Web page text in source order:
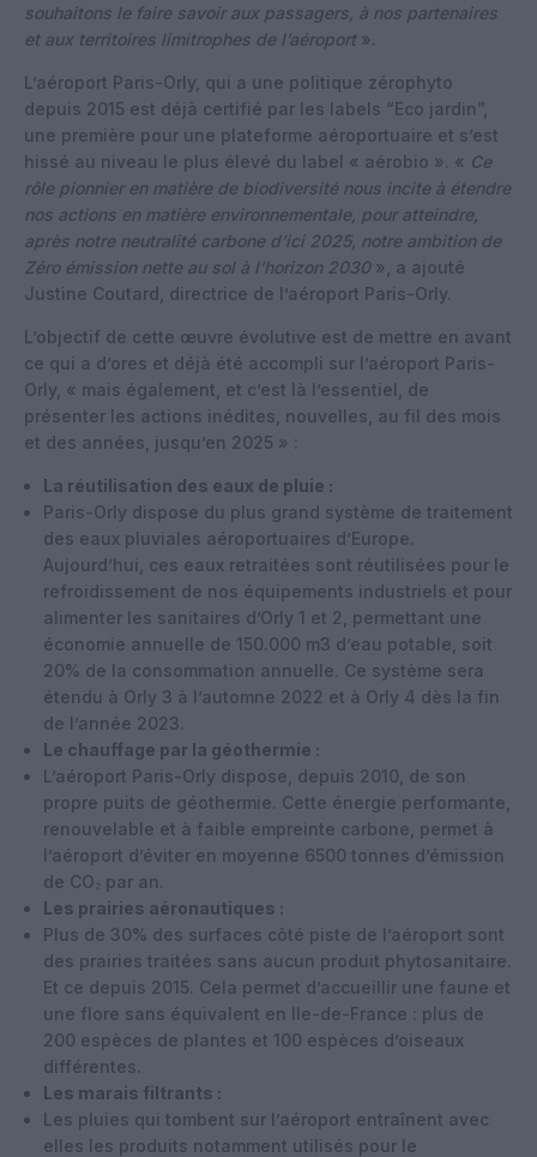
souhaitons le faire savoir aux passagers, à nos partenaires
et aux territoires limitrophes de l’aéroport ».
L’aéroport Paris-Orly, qui a une politique zérophyto
depuis 2015 est déjà certifié par les labels “Eco jardin”,
une première pour une plateforme aéroportuaire et s’est
hissé au niveau le plus élevé du label « aérobio ». « Ce
rôle pionnier en matière de biodiversité nous incite à étendre
nos actions en matière environnementale, pour atteindre,
après notre neutralité carbone d’ici 2025, notre ambition de
Zéro émission nette au sol à l’horizon 2030», a ajouté
Justine Coutard, directrice de l’aéroport Paris-Orly.
L’objectif de cette œuvre évolutive est de mettre en avant
ce qui a d’ores et déjà été accompli sur l’aéroport Paris-
Orly, « mais également, et c’est là l’essentiel, de
présenter les actions inédites, nouvelles, au fil des mois
et des années, jusqu’en 2025 » :
La réutilisation des eaux de pluie :
Paris-Orly dispose du plus grand système de traitement
des eaux pluviales aéroportuaires d’Europe.
Aujourd’hui, ces eaux retraitées sont réutilisées pour le
refroidissement de nos équipements industriels et pour
alimenter les sanitaires d’Orly 1 et 2, permettant une
économie annuelle de 150.000 m3 d’eau potable, soit
20% de la consommation annuelle. Ce système sera
étendu à Orly 3 à l’automne 2022 et à Orly 4 dès la fin
de l’année 2023.
Le chauffage par la géothermie :
L’aéroport Paris-Orly dispose, depuis 2010, de son
propre puits de géothermie. Cette énergie performante,
renouvelable et à faible empreinte carbone, permet à
l’aéroport d’éviter en moyenne 6500 tonnes d’émission
de CO₂ par an.
Les prairies aéronautiques :
Plus de 30% des surfaces côté piste de l’aéroport sont
des prairies traitées sans aucun produit phytosanitaire.
Et ce depuis 2015. Cela permet d’accueillir une faune et
une flore sans équivalent en Ile-de-France : plus de
200 espèces de plantes et 100 espèces d’oiseaux
différentes.
Les marais filtrants :
Les pluies qui tombent sur l’aéroport entraînent avec
elles les produits notamment utilisés pour le